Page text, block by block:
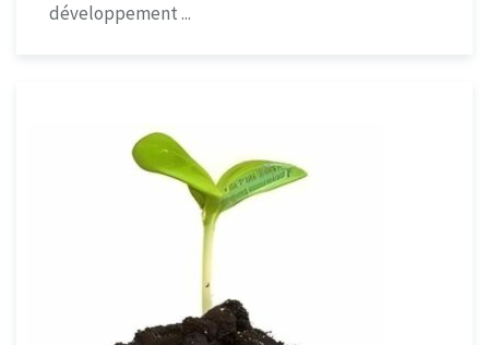
développement ...